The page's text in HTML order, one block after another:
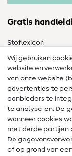
Gratis
Stoflexicon
Naailexicon
Gratis
Hulp & contact
Contact
Wijziging van
FAQ
Wij gebruiken
website en
van onze website
advertenties te
aanbieders te
te analyseren. De
wanneer cookies
met derde partijen
De
of op grond van